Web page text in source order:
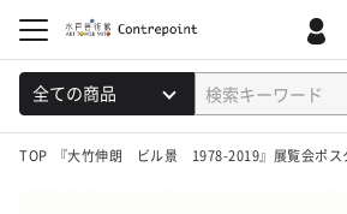
TOP 『大竹伸朗 ビル景 1978-2019』展覧会ポス